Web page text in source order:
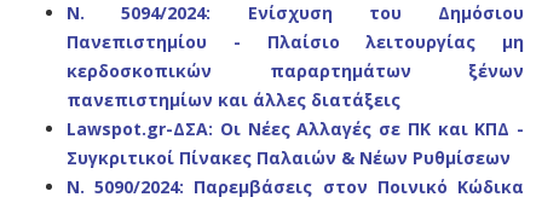
N. 5094/2024: Ενίσχυση του Δημόσιου
Πανεπιστημίου - Πλαίσιο λειτουργίας μη
κερδοσκοπικών παραρτημάτων ξένων
πανεπιστημίων και άλλες διατάξεις
Lawspot.gr-ΔΣΑ: Οι Νέες Αλλαγές σε ΠΚ και ΚΠΔ -
Συγκριτικοί Πίνακες Παλαιών & Νέων Ρυθμίσεων
N. 5090/2024: Παρεμβάσεις στον Ποινικό Κώδικα